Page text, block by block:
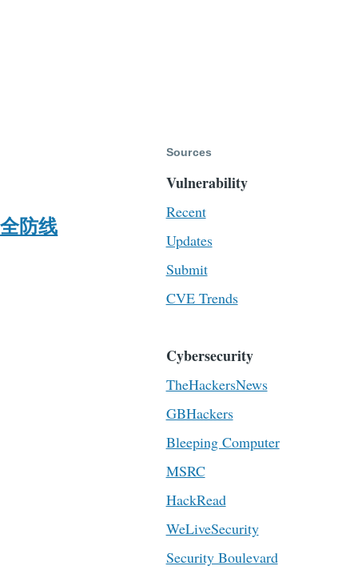
防线
Sources
Vulnerability
Recent
Updates
Submit
CVE Trends
Cybersecurity
TheHackersNews
GBHackers
Bleeping Computer
MSRC
HackRead
WeLiveSecurity
Security Boulevard